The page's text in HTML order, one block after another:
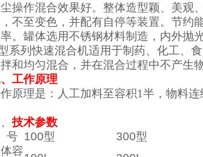
操作混合效果好。整体造型颖、美观
不至变色，并配有自停等装置。节约
。罐体选用不锈钢材料制造，内外抛
系列快速混合机适用于制药、化工、
和均匀混合，并在混合过程中不产生
工作原理
原理是：人工加料至容积1半，物料
技术参数
号 100型 300型
容